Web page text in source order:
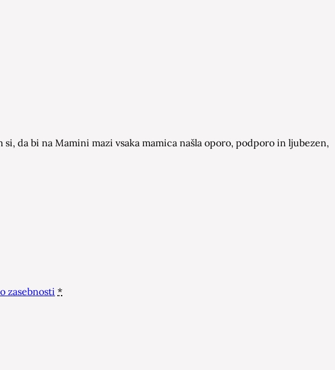
da bi na Mamini mazi vsaka mamica našla oporo, podporo in ljubezen,
zasebnosti *